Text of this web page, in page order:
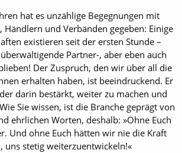
hat es unzählige Begegnungen mit
Händlern und Verbänden gegeben: Einige
existieren seit der ersten Stunde –
Partner-, aber eben auch
Der Zuspruch, den wir über all die
erhalten haben, ist beeindruckend. Er
darin bestärkt, weiter zu machen und
Sie wissen, ist die Branche geprägt von
ehrlichen Worten, deshalb: »Ohne Euch
Und ohne Euch hätten wir nie die Kraft
uns stetig weiterzuentwickeln!«